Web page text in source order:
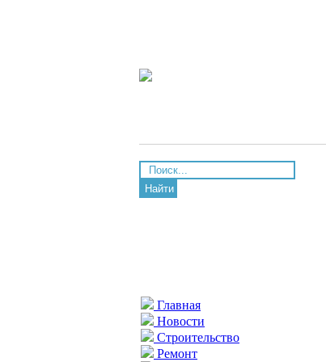
Найти
Главная
Новости
Строительство
Ремонт